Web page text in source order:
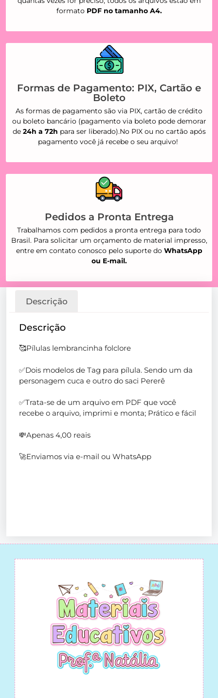
formato PDF no tamanho A4.
Formas de Pagamento: PIX, Cartão e
Boleto
As formas de pagamento são via PIX, cartão de crédito
ou boleto bancário (pagamento via boleto pode demorar
de 24h a 72h para ser liberado).No PIX ou no cartão após
pagamento você já recebe o seu arquivo!
Pedidos a Pronta Entrega
Trabalhamos com pedidos a pronta entrega para todo
Brasil. Para solicitar um orçamento de material impresso,
entre em contato conosco pelo suporte do WhatsApp
ou E-mail.
Descrição
Descrição
🥰Pílulas lembrancinha folclore
✅Dois modelos de Tag para pílula. Sendo um da
personagem cuca e outro do saci Pererê
✅Trata-se de um arquivo em PDF que você
recebe o arquivo, imprimi e monta; Prático e fácil
💸Apenas 4,00 reais
🚀Enviamos via e-mail ou WhatsApp